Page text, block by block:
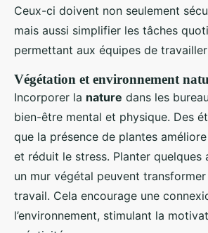
Ceux-ci doivent non seulement
mais aussi simplifier les tâches
permettant aux équipes de
Végétation et environnement
Incorporer la nature dans les
bien-être mental et physique. Des
que la présence de plantes
et réduit le stress. Planter quelques
un mur végétal peuvent transformer
travail. Cela encourage une
l’environnement, stimulant la